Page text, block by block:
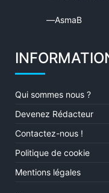
AsmaB
Qui sommes nous ?
Devenez Rédacteur
Contactez-nous !
Politique de cookie
Mentions légales